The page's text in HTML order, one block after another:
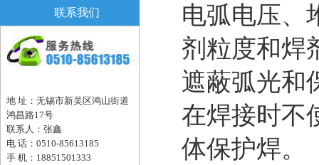
联系我们
地 址：无锡市新吴区鸿山街道
鸿昌路17号
联系人：张鑫
电 话：0510-85613185
手 机：18851501333
电弧电压、
剂粒度和焊
遮蔽弧光和
在焊接时不
体保护焊。